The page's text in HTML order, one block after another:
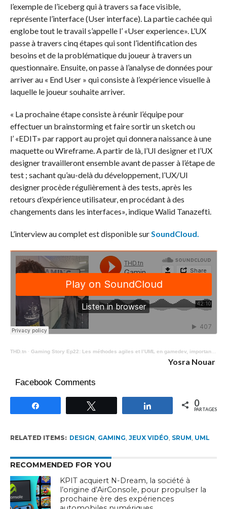
l’exemple de l’iceberg qui à travers sa face visible,
représente l’interface (User interface). La partie cachée qui
englobe tout le travail s’appelle l’ «User experience». L’UX
passe à travers cinq étapes qui sont l’identification des
besoins et de la problématique du joueur à travers un
questionnaire. Ensuite, on passe à l’analyse de données pour
arriver au « End User » qui consiste à l’expérience visuelle à
laquelle le joueur souhaite arriver.
« La prochaine étape consiste à réunir l’équipe pour
effectuer un brainstorming et faire sortir un sketch ou
l’ «EDIT» par rapport au projet qui donnera naissance à une
maquette ou Wireframe. A partir de là, l’UI designer et l’UX
designer travailleront ensemble avant de passer à l’étape de
test ; sachant qu’au-delà du développement, l’UX/UI
designer procède régulièrement à des tests, après les
retours d’expérience utilisateur, en procédant à des
changements dans les interfaces», indique Walid Tanazefti.
L’interview au complet est disponible surSoundCloud.
THD.tn· Gaming Story Ep22: Les méthodes agiles et l’UML en gamedev, important ou perte de temps ?
Yosra Nouar
Facebook Comments
Partagez 0
PARTAGES
RELATED ITEMS: DESIGN, GAMING, JEUX VIDÉO, SRUM, UML
RECOMMENDED FOR YOU
KPIT acquiert N-Dream, la société à
l’origine d’AirConsole, pour propulser la
prochaine ère des expériences